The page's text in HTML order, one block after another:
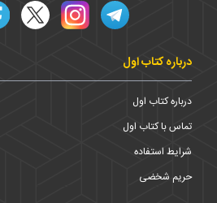
درباره کتاب اول
درباره کتاب اول
تماس با کتاب اول
شرایط استفاده
حریم شخضی